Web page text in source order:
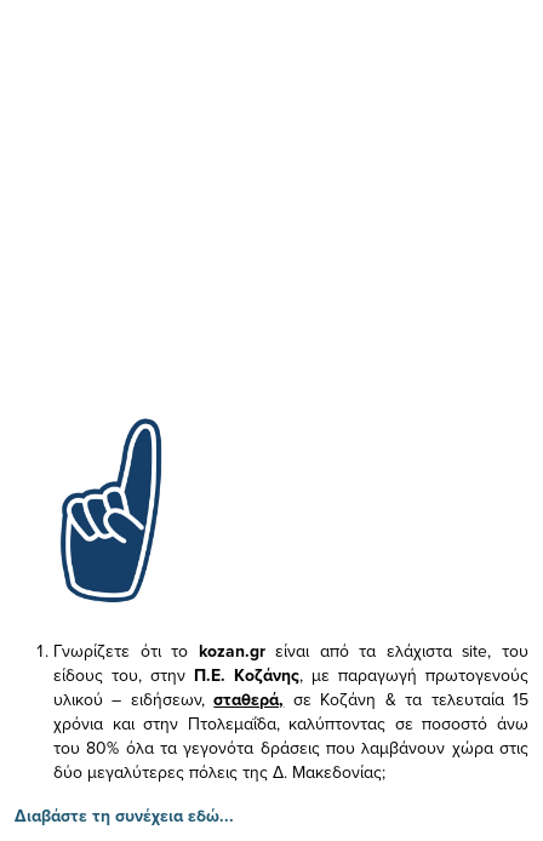
Γνωρίζετε ότι το kozan.gr είναι από τα ελάχισταsite, του
είδους του, στην Π.Ε. Κοζάνης, με παραγωγή πρωτογενούς
υλικού – ειδήσεων,σταθερά, σε Κοζάνη & τα τελευταία 15
χρόνια και στην Πτολεμαΐδα, καλύπτοντας σε ποσοστό άνω
του 80% όλα τα γεγονότα δράσεις που λαμβάνουν χώρα στις
δύο μεγαλύτερες πόλεις της Δ. Μακεδονίας;
Διαβάστε τη συνέχεια εδώ...